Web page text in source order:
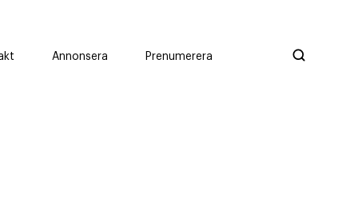
Annonsera Prenumerera